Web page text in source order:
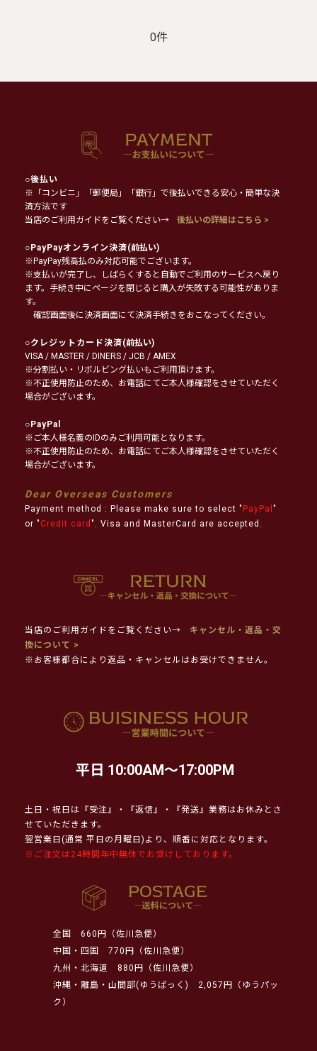
0件
○後払い
※「コンビニ」「郵便局」「銀行」で後払いできる安心・簡単な決
済方法です
当店のご利用ガイドをご覧ください→
後払いの詳細はこちら >
○PayPayオンライン決済(前払い)
※PayPay残高払のみ対応可能でございます。
※支払いが完了し、しばらくすると自動でご利用のサービスへ戻り
ます。手続き中にページを閉じると購入が失敗する可能性がありま
す。
確認画面後に決済画面にて決済手続きをおこなってください。
○クレジットカード決済(前払い)
VISA / MASTER / DINERS / JCB / AMEX
※分割払い・リボルビング払いもご利用頂けます。
※不正使用防止のため、お電話にてご本人様確認をさせていただく
場合がございます。
○PayPal
※ご本人様名義のIDのみご利用可能となります。
※不正使用防止のため、お電話にてご本人様確認をさせていただく
場合がございます。
Dear Overseas Customers
Payment method : Please make sure to select " PayPal "
or " Credit card ". Visa and MasterCard are accepted.
当店のご利用ガイドをご覧ください→
キャンセル・返品・交
換について >
※お客様都合により返品・キャンセルはお受けできません。
平日 10:00AM～17:00PM
土日・祝日は『受注』・『返信』・『発送』業務はお休みとさ
せていただきます。
翌営業日(通常 平日の月曜日)より、順番に対応となります。
※ご注文は24時間年中無休でお受けしております。
全国
660円（佐川急便）
中国・四国
770円（佐川急便）
九州・北海道
880円（佐川急便）
沖縄・離島・山間部(ゆうぱっく)
2,057円（ゆうパッ
ク）